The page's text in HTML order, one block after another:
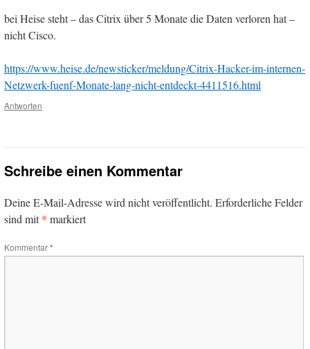
bei Heise steht – das Citrix über 5 Monate die Daten verloren hat –
nicht Cisco.
https://www.heise.de/newsticker/meldung/Citrix-Hacker-im-internen-
Netzwerk-fuenf-Monate-lang-nicht-entdeckt-4411516.html
Antworten
Schreibe einen Kommentar
Deine E-Mail-Adresse wird nicht veröffentlicht. Erforderliche Felder
sind mit* markiert
Kommentar*